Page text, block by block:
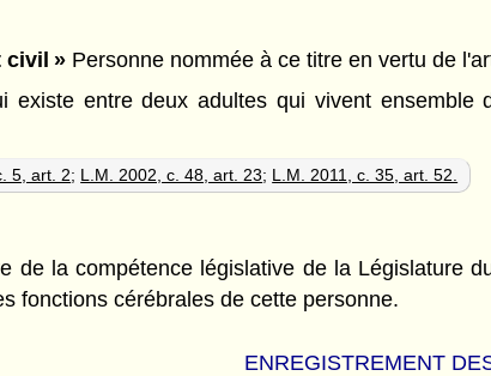
civil »Personne nommée à ce titre en vertu de
existe entre deux adultes qui vivent
5, art. 2; L.M. 2002, c. 48, art. 23; L.M. 2011, c. 35, art. 52.
de la compétence législative de la Législature
fonctions cérébrales de cette personne.
ENREGISTREMENT